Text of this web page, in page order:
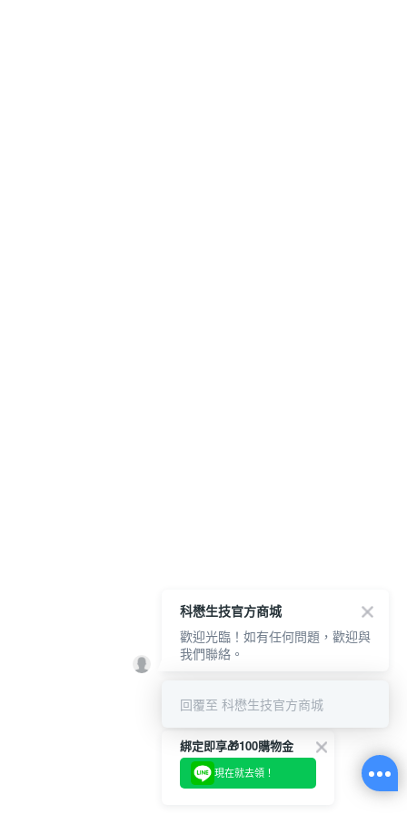
綁定即享🎁100購物金
現在就去領！
科懋生技官方商城
歡迎光臨！如有任何問題，歡迎與
我們聯絡。
回覆至 科懋生技官方商城